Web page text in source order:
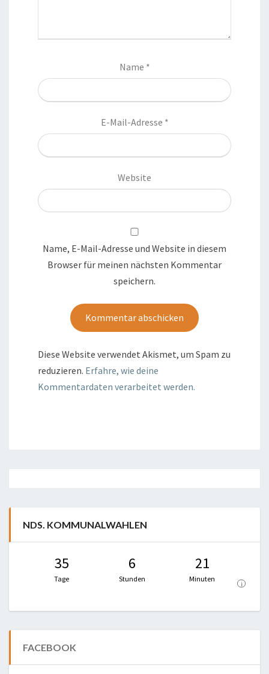
Name *
E-Mail-Adresse *
Website
Name, E-Mail-Adresse und Website in diesem
Browser für meinen nächsten Kommentar
speichern.
Diese Website verwendet Akismet, um Spam zu
reduzieren. Erfahre, wie deine
Kommentardaten verarbeitet werden.
navigation
NDS. KOMMUNALWAHLEN
35
Tage
6
Stunden
21
Minuten
i
FACEBOOK